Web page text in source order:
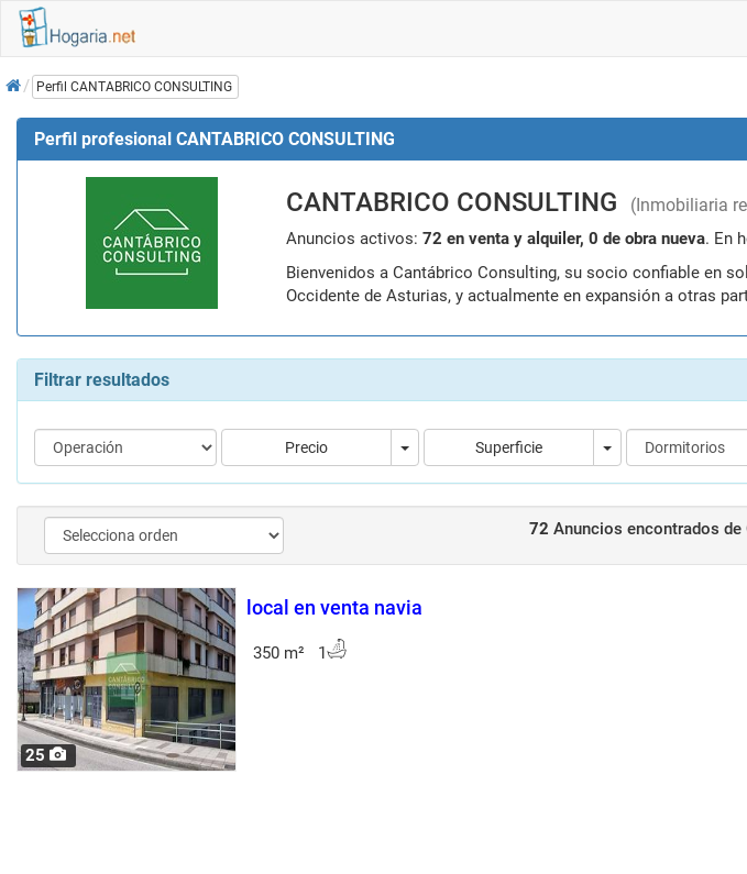
InicioPerfil CANTABRICO CONSULTING
Perfil profesional CANTABRICO CONSULTING
CANTABRICO CONSULTING
(Inmobiliaria
Anuncios activos: 72 en venta y alquiler, 0 de obra nueva. En
Bienvenidos a Cantábrico Consulting, su socio confiable en soluciones inmobiliarias para personas y empresas. Estamos enfocados principalmente en el
Occidente de Asturias, y actualmente en expansión a otras
Filtrar resultados
Precio Precio Superficie Superficie
72 Anuncios encontrados de
25
local en venta navia
350 m² 1